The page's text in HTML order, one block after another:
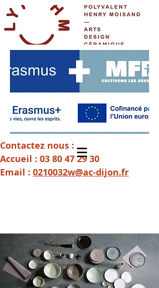
Contactez nous :
Accueil : 03 80 47 29 30
Email : 0210032w@ac-dijon.fr